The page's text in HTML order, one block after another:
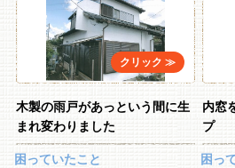
木製の雨戸があっという間に生
まれ変わりました
困っていたこと
内窓
プ
困っ